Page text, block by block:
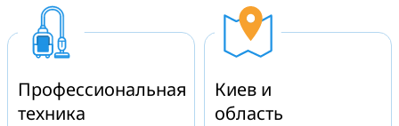
Профессиональная
техника
Киев и
область